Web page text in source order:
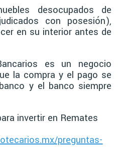
desocupados de
con posesión),
en su interior antes de
es un negocio
la compra y el pago se
y el banco siempre
invertir en Remates
preguntas-